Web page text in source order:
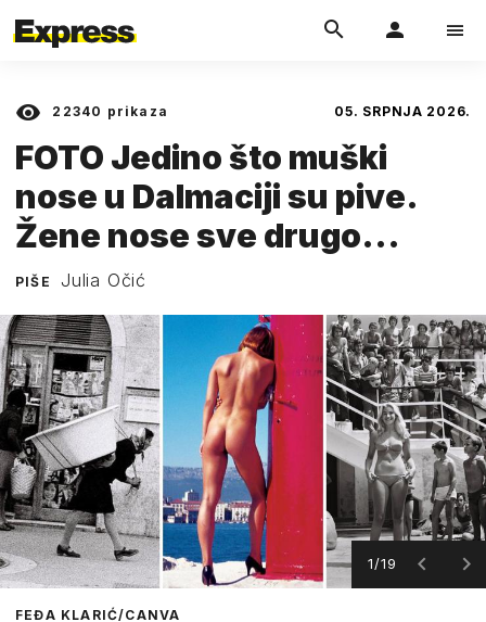
22340 prikaza 05. SRPNJA 2026.
FOTO Jedino što muški
nose u Dalmaciji su pive.
Žene nose sve drugo...
PIŠE Julia Očić
1/19
FEĐA KLARIĆ/CANVA